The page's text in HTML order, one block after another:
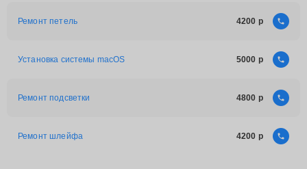
Ремонт петель 4200
Установка системы macOS 5000
Ремонт подсветки 4800
Ремонт шлейфа 4200